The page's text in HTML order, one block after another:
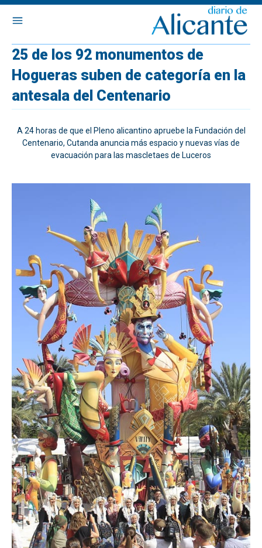
25 de los 92 monumentos de
Hogueras suben de categoría en la
antesala del Centenario
A 24 horas de que el Pleno alicantino apruebe la Fundación del
Centenario, Cutanda anuncia más espacio y nuevas vías de
evacuación para las mascletaes de Luceros